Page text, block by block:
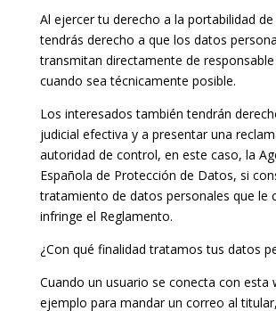
Al ejercer tu derecho a la portabilidad
tendrás derecho a que los datos
transmitan directamente de
cuando sea técnicamente posible.
Los interesados también tendrán
judicial efectiva y a presentar una
autoridad de control, en este caso, la
Española de Protección de Datos, si
tratamiento de datos personales que le
infringe el Reglamento.
¿Con qué finalidad tratamos tus datos
Cuando un usuario se conecta con esta
ejemplo para mandar un correo al